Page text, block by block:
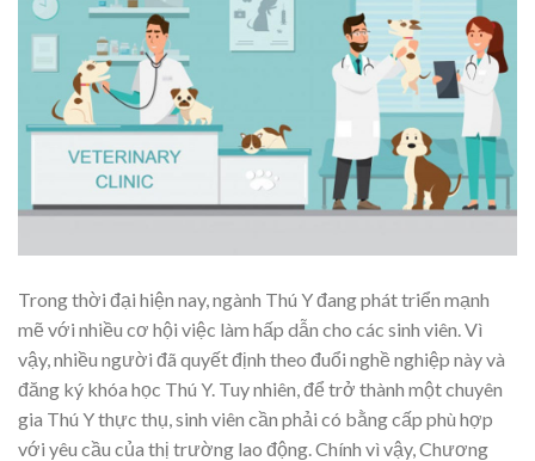
Trong thời đại hiện nay, ngành Thú Y đang phát triển mạnh
mẽ với nhiều cơ hội việc làm hấp dẫn cho các sinh viên. Vì
vậy, nhiều người đã quyết định theo đuổi nghề nghiệp này và
đăng ký khóa học Thú Y. Tuy nhiên, để trở thành một chuyên
gia Thú Y thực thụ, sinh viên cần phải có bằng cấp phù hợp
với yêu cầu của thị trường lao động. Chính vì vậy, Chương